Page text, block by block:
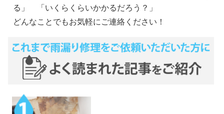
る」 「いくらくらいかかるだろう？」
どんなことでもお気軽にご連絡ください！